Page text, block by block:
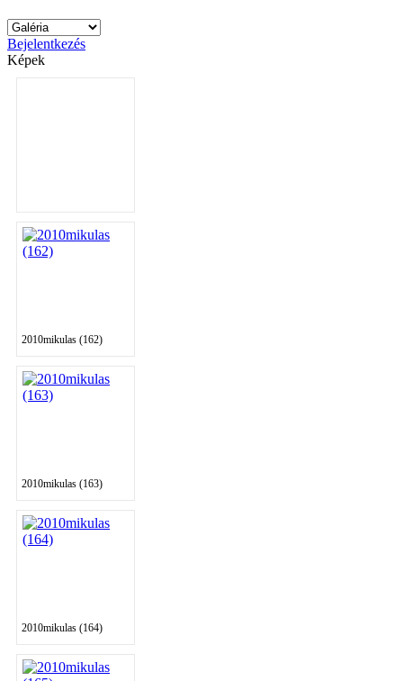
Bejelentkezés
Képek
2010mikulas (162)
2010mikulas (163)
2010mikulas (164)